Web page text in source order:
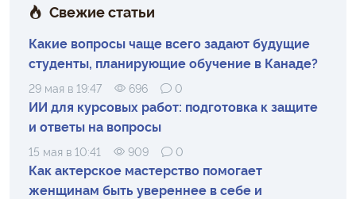
Свежие статьи
Какие вопросы чаще всего задают будущие
студенты, планирующие обучение в Канаде?
29 мая в 19:47 696 0
ИИ для курсовых работ: подготовка к защите
и ответы на вопросы
15 мая в 10:41 909 0
Как актерское мастерство помогает
женщинам быть увереннее в себе и